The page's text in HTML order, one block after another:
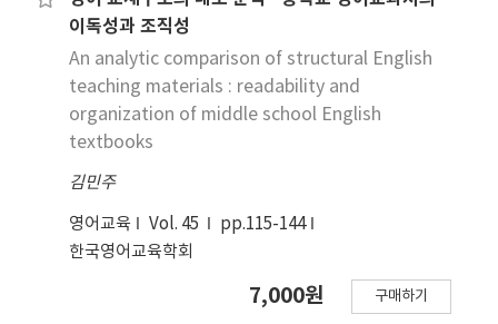
이독성과 조직성
An analytic comparison of structural English
teaching materials : readability and
organization of middle school English
textbooks
김민주
영어교육 Vol. 45
pp.115-144
한국영어교육학회
7,000원 구매하기